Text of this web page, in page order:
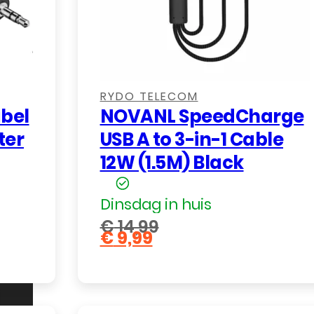
RYDO TELECOM
NOVANL SpeedCharge
USB A to 3-in-1 Cable
12W (1.5M) Black
Dinsdag in huis
€14,99
Oorspronkelijke
€9,99
Huidige